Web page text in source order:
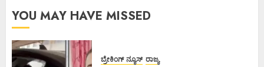
YOU MAY HAVE MISSED
ಬ್ರೇಕಿಂಗ್ ನ್ಯೂಸ್ ರಾಜ್ಯ